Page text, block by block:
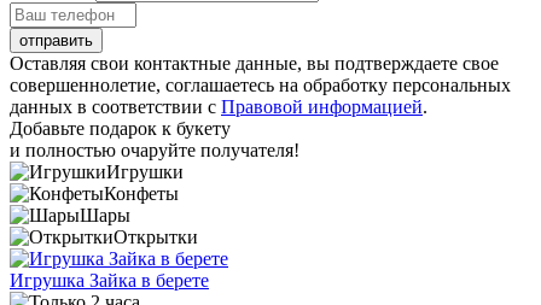
отправить
Оставляя свои контактные данные, вы подтверждаете свое
совершеннолетие, соглашаетесь на обработку персональных
данных в соответствии с Правовой информацией.
Добавьте подарок к букету
и полностью очаруйте получателя!
Игрушки
Конфеты
Шары
Открытки
Игрушка Зайка в берете